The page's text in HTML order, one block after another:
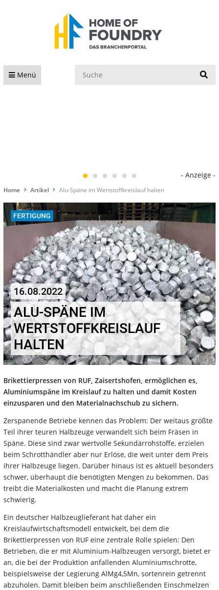
Menü
- Anzeige -
Home Artikel Alu-Späne im Wertstoffkreislauf halten
FERTIGUNG
16.08.2022
ALU-SPÄNE IM
WERTSTOFFKREISLAUF
HALTEN
Brikettierpressen von RUF, Zaisertshofen, ermöglichen es,
Aluminiumspäne im Kreislauf zu halten und damit Kosten
einzusparen und den Materialnachschub zu sichern.
Zerspanende Betriebe kennen das Problem: Der weitaus größte
Teil ihrer teuren Halbzeuge verwandelt sich beim Fräsen in
Späne. Diese sind zwar wertvolle Sekundärrohstoffe, erzielen
beim Schrotthändler aber nur Erlöse, die weit unter dem Preis
ihrer Halbzeuge liegen. Darüber hinaus ist es aktuell besonders
schwer, überhaupt die benötigten Mengen zu bekommen. Das
treibt die Materialkosten und macht die Planung extrem
schwierig.
Ein deutscher Halbzeuglieferant hat daher ein
Kreislaufwirtschaftsmodell entwickelt, bei dem die
Brikettierpressen von RUF eine zentrale Rolle spielen: Den
Betrieben, die er mit Aluminium-Halbzeugen versorgt, bietet er
an, die bei der Produktion anfallenden Aluminiumschrotte,
beispielsweise der Legierung AlMg4,5Mn, sortenrein getrennt
abzuholen. Damit bleiben beim anschließenden Einschmelzen